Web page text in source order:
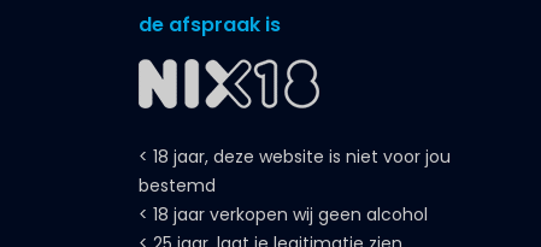
de afspraak is
< 18 jaar, deze website is niet voor jou
bestemd
< 18 jaar verkopen wij geen alcohol